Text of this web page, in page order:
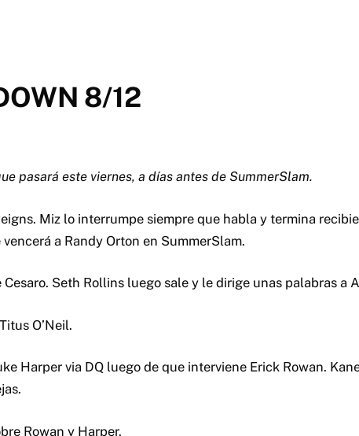
8/12
pasará este viernes, a días antes de SummerSlam.
Miz lo interrumpe siempre que habla y termina
a Randy Orton en SummerSlam.
Seth Rollins luego sale y le dirige unas palabras a
O’Neil.
Harper via DQ luego de que interviene Erick Rowan.
Rowan y Harper.